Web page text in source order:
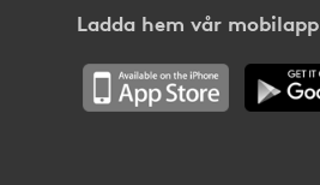
Ladda hem vår mobilapp